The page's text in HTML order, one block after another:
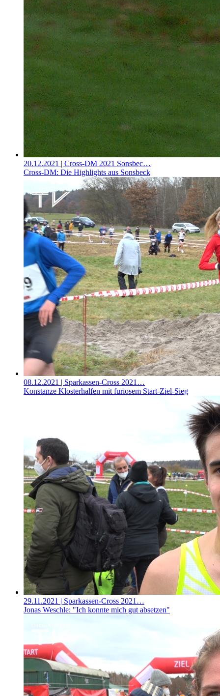
20.12.2021 | Cross-DM 2021 Sonsbec…
Cross-DM: Die Highlights aus Sonsbeck
08.12.2021 | Sparkassen-Cross 2021…
Konstanze Klosterhalfen mit furiosem Start-Ziel-Sieg
29.11.2021 | Sparkassen-Cross 2021…
Jonas Weschle: "Ich konnte mich gut absetzen"